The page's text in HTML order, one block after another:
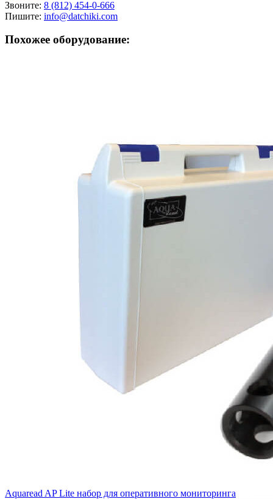
Звоните: 8 (812) 454-0-666
Пишите: info@datchiki.com
Похожее оборудование:
Aquaread AP Lite набор для оперативного мониторинга